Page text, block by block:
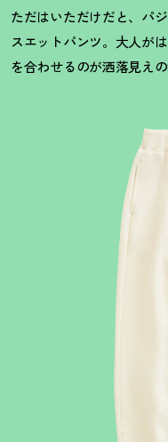
ただはいただけだと、パ
スエットパンツ。大人が
を合わせるのが洒落見えの